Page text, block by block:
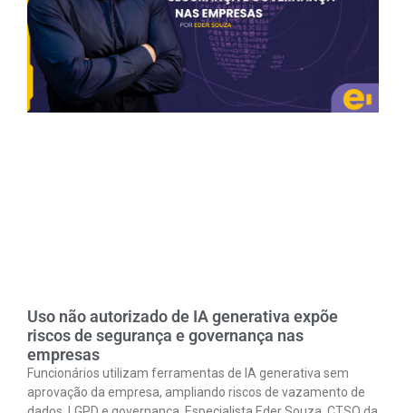
Uso não autorizado de IA generativa expõe
riscos de segurança e governança nas
empresas
Funcionários utilizam ferramentas de IA generativa sem
aprovação da empresa, ampliando riscos de vazamento de